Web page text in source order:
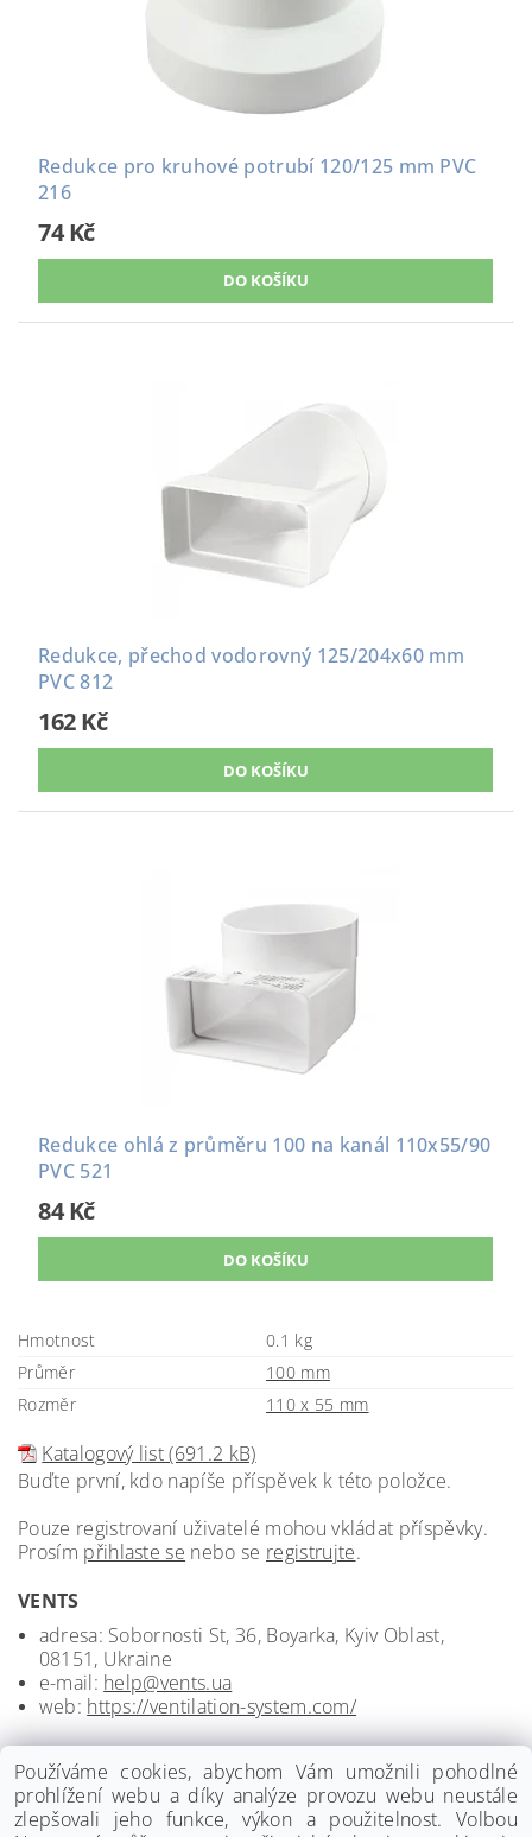
Redukce pro kruhové potrubí 120/125 mm PVC
216
74 Kč
Redukce, přechod vodorovný 125/204x60 mm
PVC 812
162 Kč
Redukce ohlá z průměru 100 na kanál 110x55/90
PVC 521
84 Kč
Hmotnost
0.1 kg
Průměr
100 mm
Rozměr
110 x 55 mm
Katalogový list (691.2 kB)
Buďte první, kdo napíše příspěvek k této položce.
Pouze registrovaní uživatelé mohou vkládat příspěvky.
Prosím přihlaste se nebo se registrujte.
VENTS
adresa: Sobornosti St, 36, Boyarka, Kyiv Oblast,
08151, Ukraine
e-mail: help@vents.ua
web: https://ventilation-system.com/
Používáme cookies, abychom Vám umožnili pohodlné
prohlížení webu a díky analýze provozu webu neustále
zlepšovali jeho funkce, výkon a použitelnost. Volbou